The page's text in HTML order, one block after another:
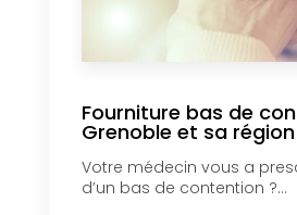
Fourniture bas de
Grenoble et sa région
Votre médecin vous a
d’un bas de contention ?...